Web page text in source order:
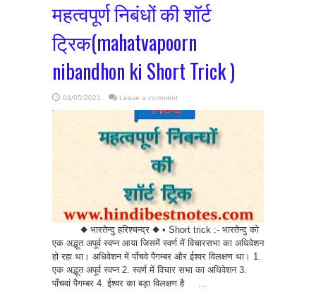
महत्वपूर्ण निबंधों की शॉर्ट
ट्रिक(mahatvapoorn
nibandhon ki Short Trick )
04/05/2021 Leave a comment
◆ भारतेन्दु हरिश्चन्द्र ◆ • Short trick :- भारतेन्दु को
एक अद्भूत अपूर्व स्वप्न आया जिसमें स्वर्ण में विचारसभा का अधिवेशन
हो रहा था। अधिवेशन में पाँचवे पैगम्बर और ईश्वर विलक्षण था। 1.
एक अद्भूत अपूर्व स्वप्न 2. स्वर्ण में विचार सभा का अधिवेशन 3.
पाँचवां पैगम्बर 4. ईश्वर का बड़ा विलक्षण है ...